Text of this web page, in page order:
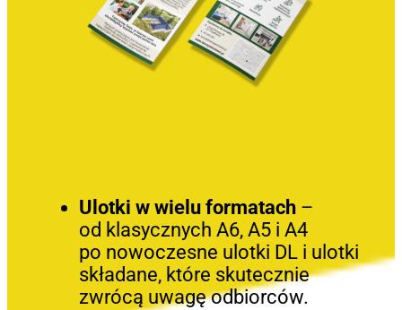
Ulotki w wielu formatach–
od klasycznych A6, A5 i A4
po nowoczesne ulotki DL i ulotki
składane, które skutecznie
zwrócą uwagę odbiorców.